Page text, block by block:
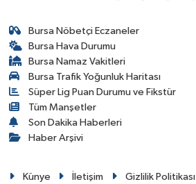
Bursa Nöbetçi Eczaneler
Bursa Hava Durumu
Bursa Namaz Vakitleri
Bursa Trafik Yoğunluk Haritası
Süper Lig Puan Durumu ve Fikstür
Tüm Manşetler
Son Dakika Haberleri
Haber Arşivi
Künye İletişim
Gizlilik Politikası